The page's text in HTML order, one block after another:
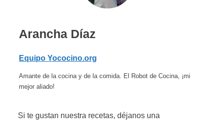
Arancha Díaz
Equipo Yococino.org
Amante de la cocina y de la comida. El Robot de Cocina, ¡mi
mejor aliado!
Si te gustan nuestra recetas, déjanos una